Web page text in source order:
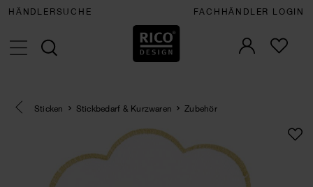
HÄNDLERSUCHE FACHHÄNDLER LOGIN
Eine Kategorie zurück navigieren
Sticken Stickbedarf & Kurzwaren Zubehör